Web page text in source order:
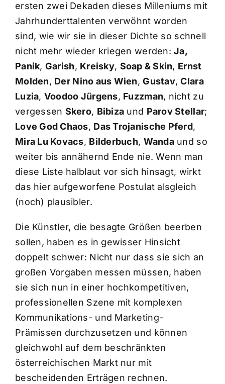
ersten zwei Dekaden dieses Milleniums mit
Jahrhunderttalenten verwöhnt worden
sind, wie wir sie in dieser Dichte so schnell
nicht mehr wieder kriegen werden:Ja,
Panik, Garish, Kreisky, Soap & Skin, Ernst
Molden, Der Nino aus Wien,Gustav,Clara
Luzia, Voodoo Jürgens, Fuzzman, nicht zu
vergessen Skero, Bibiza und Parov Stellar;
Love God Chaos, Das Trojanische Pferd,
Mira Lu Kovacs, Bilderbuch, Wandaund so
weiter bis annähernd Ende nie. Wenn man
diese Liste halblaut vor sich hinsagt, wirkt
das hier aufgeworfene Postulat alsgleich
(noch) plausibler.
Die Künstler, die besagte Größen beerben
sollen, haben es in gewisser Hinsicht
doppelt schwer: Nicht nur dass sie sich an
großen Vorgaben messen müssen, haben
sie sich nun in einer hochkompetitiven,
professionellen Szene mit komplexen
Kommunikations- und Marketing-
Prämissen durchzusetzen und können
gleichwohl auf dem beschränkten
österreichischen Markt nur mit
bescheidenden Erträgen rechnen.